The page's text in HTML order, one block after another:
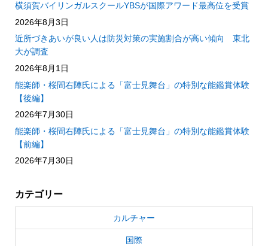
横須賀バイリンガルスクールYBSが国際アワード最高位を受賞
2026年8月3日
近所づきあいが良い人は防災対策の実施割合が高い傾向 東北
大が調査
2026年8月1日
能楽師・桜間右陣氏による「富士見舞台」の特別な能鑑賞体験
【後編】
2026年7月30日
能楽師・桜間右陣氏による「富士見舞台」の特別な能鑑賞体験
【前編】
2026年7月30日
カテゴリー
カルチャー
国際